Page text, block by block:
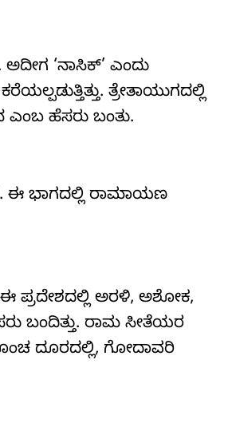
ಅದೀಗ ‘ನಾಸಿಕ್’ ಎಂದು
ತ್ರೇತಾಯುಗದಲ್ಲಿ
ಎಂಬ ಹೆಸರು ಬಂತು.
ಈ ಭಾಗದಲ್ಲಿ ರಾಮಾಯಣ
ಪ್ರದೇಶದಲ್ಲಿ ಅರಳಿ, ಅಶೋಕ,
ಬಂದಿತ್ತು. ರಾಮ ಸೀತೆಯರ
ಕೊಂಚ ದೂರದಲ್ಲಿ, ಗೋದಾವರಿ